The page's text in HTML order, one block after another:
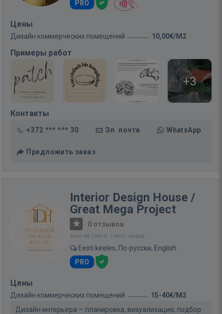
PRO
Цены
Дизайн коммерческих помещений 10,00€/M2
Примеры работ
+3
Контакты
+372 *** *** 30 Эл. почта WhatsApp
Предложить заказ
Interior Design House /
Great Mega Project
· 0 отзывов
Был на сайте: 1 мес. назад
Eesti keeles, По-русски, English
PRO
Цены
Дизайн коммерческих помещений
15-40€/M2
Дизайн интерьера — планировка, визуализация, подбор